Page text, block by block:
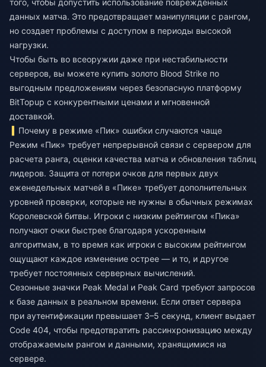
того, чтобы допустить использование поврежденных
данных матча. Это предотвращает манипуляции с рангом,
но создает проблемы с доступом в периоды высокой
нагрузки.
Чтобы быть во всеоружии даже при нестабильности
серверов, вы можете купить золото Blood Strike по
выгодным предложениям через безопасную платформу
BitTopup с конкурентными ценами и мгновенной
доставкой.
Почему в режиме «Пик» ошибки случаются чаще
Режим «Пик» требует непрерывной связи с сервером для
расчета ранга, оценки качества матча и обновления таблиц
лидеров. Защита от потери очков для первых двух
еженедельных матчей в «Пике» требует дополнительных
уровней проверки, которые не нужны в обычных режимах
Королевской битвы. Игроки с низким рейтингом «Пика»
получают очки быстрее благодаря ускоренным
алгоритмам, в то время как игроки с высоким рейтингом
ощущают каждое изменение острее — и то, и другое
требует постоянных серверных вычислений.
Сезонные значки Peak Medal и Peak Card требуют запросов
к базе данных в реальном времени. Если ответ сервера
при аутентификации превышает 3–5 секунд, клиент выдает
Code 404, чтобы предотвратить рассинхронизацию между
отображаемым рангом и данными, хранящимися на
сервере.